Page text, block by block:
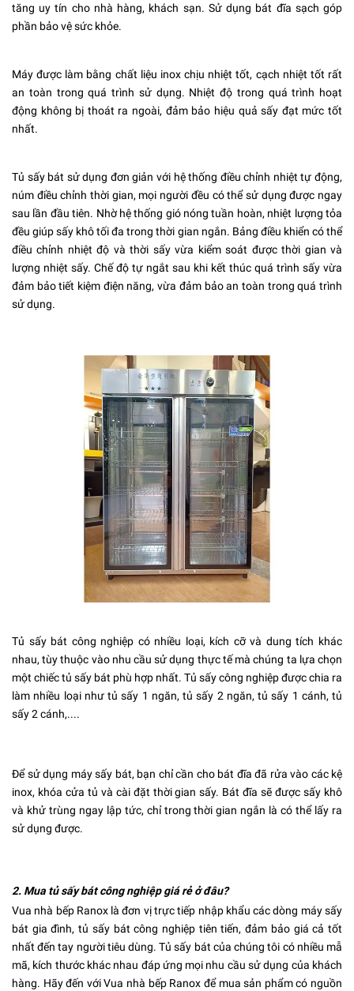
tăng uy tín cho nhà hàng, khách sạn. Sử dụng bát đĩa sạch góp
phần bảo vệ sức khỏe.
Máy được làm bằng chất liệu inox chịu nhiệt tốt, cạch nhiệt tốt rất
an toàn trong quá trình sử dụng. Nhiệt độ trong quá trình hoạt
động không bị thoát ra ngoài, đảm bảo hiệu quả sấy đạt mức tốt
nhất.
Tủ sấy bát sử dụng đơn giản với hệ thống điều chỉnh nhiệt tự động,
núm điều chỉnh thời gian, mọi người đều có thể sử dụng được ngay
sau lần đầu tiên. Nhờ hệ thống gió nóng tuần hoàn, nhiệt lượng tỏa
đều giúp sấy khô tối đa trong thời gian ngắn. Bảng điều khiển có thể
điều chỉnh nhiệt độ và thời sấy vừa kiểm soát được thời gian và
lượng nhiệt sấy. Chế độ tự ngắt sau khi kết thúc quá trình sấy vừa
đảm bảo tiết kiệm điện năng, vừa đảm bảo an toàn trong quá trình
sử dụng.
Tủ sấy bát công nghiệp có nhiều loại, kích cỡ và dung tích khác
nhau, tùy thuộc vào nhu cầu sử dụng thực tế mà chúng ta lựa chọn
một chiếc tủ sấy bát phù hợp nhất. Tủ sấy công nghiệp được chia ra
làm nhiều loại như tủ sấy 1 ngăn, tủ sấy 2 ngăn, tủ sấy 1 cánh, tủ
sấy 2 cánh,....
Để sử dụng máy sấy bát, bạn chỉ cần cho bát đĩa đã rửa vào các kệ
inox, khóa cửa tủ và cài đặt thời gian sấy. Bát đĩa sẽ được sấy khô
và khử trùng ngay lập tức, chỉ trong thời gian ngắn là có thể lấy ra
sử dụng được.
2. Mua tủ sấy bát công nghiệp giá rẻ ở đâu?
Vua nhà bếp Ranox là đơn vị trực tiếp nhập khẩu các dòng máy sấy
bát gia đình, tủ sấy bát công nghiệp tiên tiến, đảm bảo giá cả tốt
nhất đến tay người tiêu dùng. Tủ sấy bát của chúng tôi có nhiều mẫ
mã, kích thước khác nhau đáp ứng mọi nhu cầu sử dụng của khách
hàng. Hãy đến với Vua nhà bếp Ranox để mua sản phẩm có nguồn